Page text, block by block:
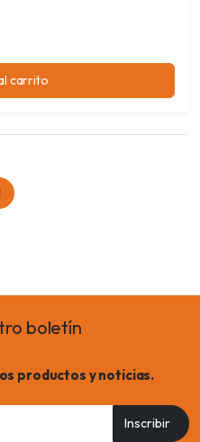
carrito
boletín
productos y noticias.
Inscribir